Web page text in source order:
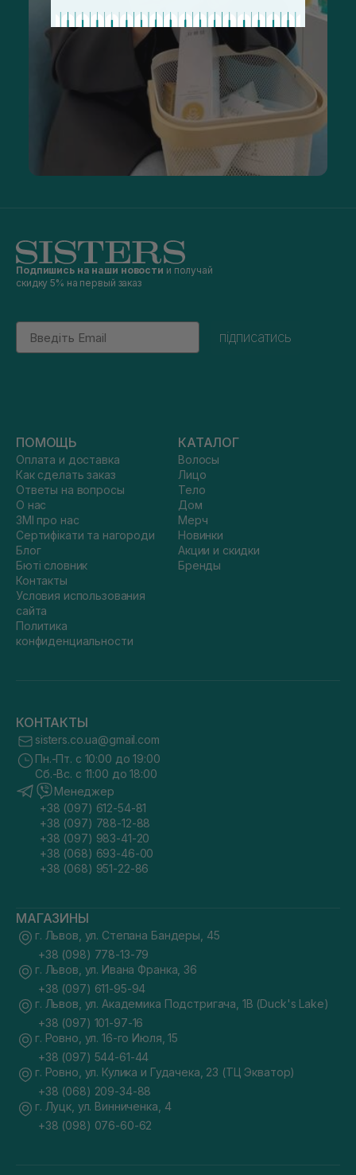
Подпишись на наши новости и получай
скидку 5% на первый заказ
Email
підписатись
ПОМОЩЬ
Оплата и доставка
Как сделать заказ
Ответы на вопросы
О нас
ЗМІ про нас
Сертифікати та нагороди
Блог
Бюті словник
Контакты
Условия использования
сайта
Политика
конфиденциальности
КАТАЛОГ
Волосы
Лицо
Тело
Дом
Мерч
Новинки
Акции и скидки
Бренды
КОНТАКТЫ
sisters.co.ua@gmail.com
Пн.-Пт. с 10:00 до 19:00
Сб.-Вс. с 11:00 до 18:00
Менеджер
+38 (097) 612-54-81
+38 (097) 788-12-88
+38 (097) 983-41-20
+38 (068) 693-46-00
+38 (068) 951-22-86
МАГАЗИНЫ
г. Львов, ул. Степана Бандеры, 45
+38 (098) 778-13-79
г. Львов, ул. Ивана Франка, 36
+38 (097) 611-95-94
г. Львов, ул. Академика Подстригача, 1В (Duck's Lake)
+38 (097) 101-97-16
г. Ровно, ул. 16-го Июля, 15
+38 (097) 544-61-44
г. Ровно, ул. Кулика и Гудачека, 23 (ТЦ Экватор)
+38 (068) 209-34-88
г. Луцк, ул. Винниченка, 4
+38 (098) 076-60-62